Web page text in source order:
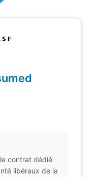
contrat dédié
libéraux de la